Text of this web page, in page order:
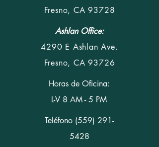
Fresno, CA 93728
Ashlan Office:
4290 E Ashlan Ave.
Fresno, CA 93726
Horas de Oficina:
L-V 8 AM - 5 PM
Teléfono (559) 291-
5428